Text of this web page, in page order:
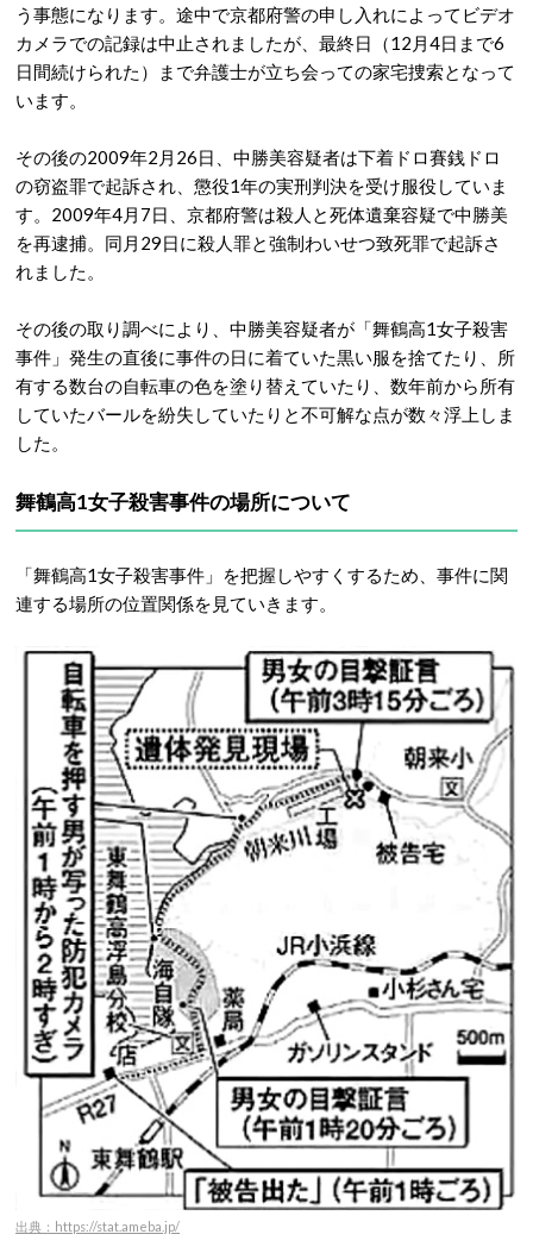
う事態になります。途中で京都府警の申し入れによってビデオ
カメラでの記録は中止されましたが、最終日（12月4日まで6
日間続けられた）まで弁護士が立ち会っての家宅捜索となって
います。
その後の2009年2月26日、中勝美容疑者は下着ドロ賽銭ドロ
の窃盗罪で起訴され、懲役1年の実刑判決を受け服役していま
す。2009年4月7日、京都府警は殺人と死体遺棄容疑で中勝美
を再逮捕。同月29日に殺人罪と強制わいせつ致死罪で起訴さ
れました。
その後の取り調べにより、中勝美容疑者が「舞鶴高1女子殺害
事件」発生の直後に事件の日に着ていた黒い服を捨てたり、所
有する数台の自転車の色を塗り替えていたり、数年前から所有
していたバールを紛失していたりと不可解な点が数々浮上しま
した。
舞鶴高1女子殺害事件の場所について
「舞鶴高1女子殺害事件」を把握しやすくするため、事件に関
連する場所の位置関係を見ていきます。
出典：https://stat.ameba.jp/